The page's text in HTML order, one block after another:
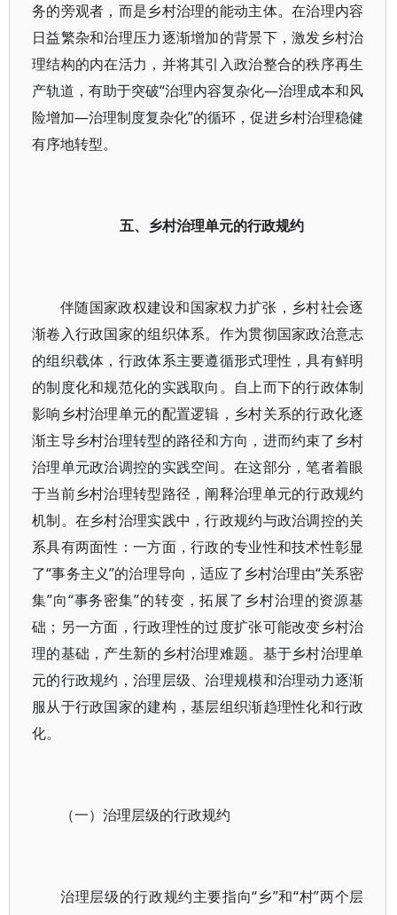
务的旁观者，而是乡村治理的能动主体。在治理内容
日益繁杂和治理压力逐渐增加的背景下，激发乡村治
理结构的内在活力，并将其引入政治整合的秩序再生
产轨道，有助于突破“治理内容复杂化—治理成本和风
险增加—治理制度复杂化”的循环，促进乡村治理稳健
有序地转型。
五、乡村治理单元的行政规约
伴随国家政权建设和国家权力扩张，乡村社会逐
渐卷入行政国家的组织体系。作为贯彻国家政治意志
的组织载体，行政体系主要遵循形式理性，具有鲜明
的制度化和规范化的实践取向。自上而下的行政体制
影响乡村治理单元的配置逻辑，乡村关系的行政化逐
渐主导乡村治理转型的路径和方向，进而约束了乡村
治理单元政治调控的实践空间。在这部分，笔者着眼
于当前乡村治理转型路径，阐释治理单元的行政规约
机制。在乡村治理实践中，行政规约与政治调控的关
系具有两面性：一方面，行政的专业性和技术性彰显
了“事务主义”的治理导向，适应了乡村治理由“关系密
集”向“事务密集”的转变，拓展了乡村治理的资源基
础；另一方面，行政理性的过度扩张可能改变乡村治
理的基础，产生新的乡村治理难题。基于乡村治理单
元的行政规约，治理层级、治理规模和治理动力逐渐
服从于行政国家的建构，基层组织渐趋理性化和行政
化。
（一）治理层级的行政规约
治理层级的行政规约主要指向“乡”和“村”两个层